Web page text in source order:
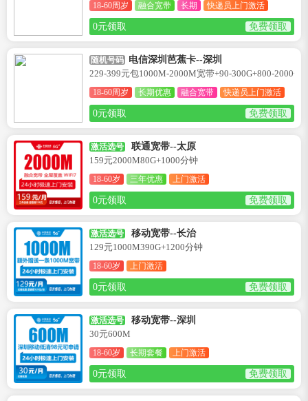
18-60周岁 融合宽带 长期 快递员上门激活
0元领取 免费领取
随机号码 电信深圳芭蕉卡--深圳
229-399元包1000M-2000M宽带+90-300G+800-2000分
18-60周岁 长期优惠 融合宽带 快递员上门激活
0元领取 免费领取
激活选号
联通宽带--太原
159元2000M80G+1000分钟
18-60岁 三年优惠 上门激活
0元领取 免费领取
激活选号
移动宽带--长治
129元1000M390G+1200分钟
18-60岁 上门激活
0元领取 免费领取
激活选号
移动宽带--深圳
30元600M
18-60岁 长期套餐 上门激活
0元领取 免费领取